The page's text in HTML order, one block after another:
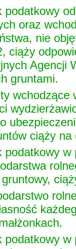
podatkowy
oraz
nie
ciąży
Agencji
gruntami.
wchodzące
ciąży na
podatkowy
gruntowy,
podatkowy